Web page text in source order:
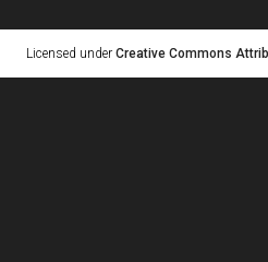
Licensed under Creative Commons